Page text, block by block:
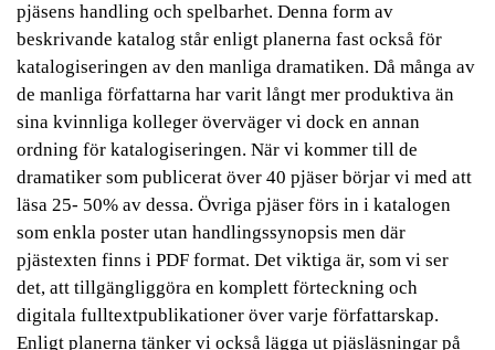
pjäsens handling och spelbarhet. Denna form av
beskrivande katalog står enligt planerna fast också för
katalogiseringen av den manliga dramatiken. Då många av
de manliga författarna har varit långt mer produktiva än
sina kvinnliga kolleger överväger vi dock en annan
ordning för katalogiseringen. När vi kommer till de
dramatiker som publicerat över 40 pjäser börjar vi med att
läsa 25- 50% av dessa. Övriga pjäser förs in i katalogen
som enkla poster utan handlingssynopsis men där
pjästexten finns i PDF format. Det viktiga är, som vi ser
det, att tillgängliggöra en komplett förteckning och
digitala fulltextpublikationer över varje författarskap.
Enligt planerna tänker vi också lägga ut pjäsläsningar på